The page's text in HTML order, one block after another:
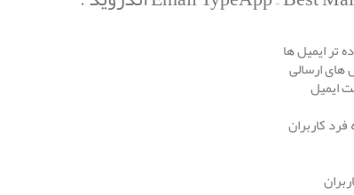
ایمیل ها
های ارسالی
ایمیل
کاربران